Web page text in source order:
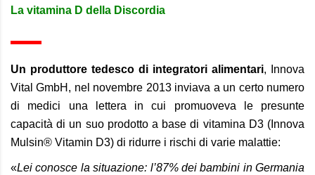
La vitamina D della Discordia
Un produttore tedesco di integratori alimentari, Innova
Vital GmbH, nel novembre 2013 inviava a un certo numero
di medici una lettera in cui promuoveva le presunte
capacità di un suo prodotto a base di vitamina D3 (Innova
Mulsin® Vitamin D3) di ridurre i rischi di varie malattie:
«Lei conosce la situazione: l’87% dei bambini in Germania